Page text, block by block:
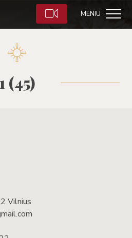
MENIU
1 (45)
Vilnius